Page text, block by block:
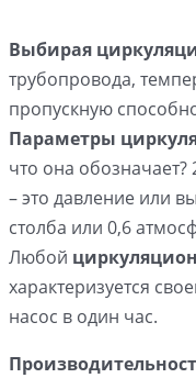
Выбирая
трубопровода,
пропускную
Параметры
что она
– это давление или
столба или 0,6
Любой
характеризуется
насос в один час.